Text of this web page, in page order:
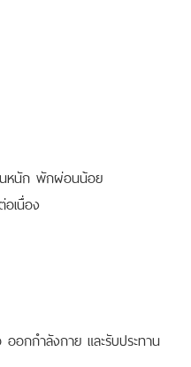
นหนัก พักผ่อนน้อย
อเนื่อง
อกกำลังกาย และรับประทาน